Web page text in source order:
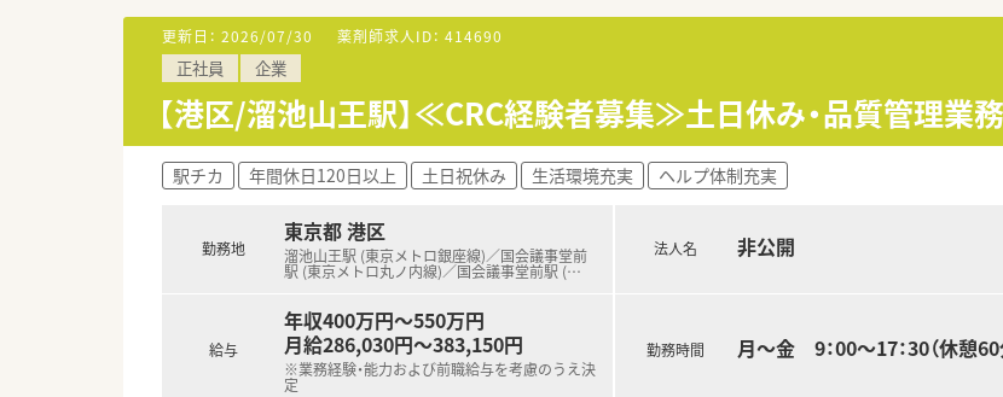
更新日： 2026/07/30 薬剤師求人ID： 414690
正社員 企業
【港区/溜池山王駅】≪CRC経験者募集≫土日休み・品質管理業
駅チカ 年間休日120日以上 土日祝休み 生活環境充実 ヘルプ体制充実
勤務地
東京都 港区
溜池山王駅 (東京メトロ銀座線)／国会議事堂前
駅 (東京メトロ丸ノ内線)／国会議事堂前駅 (…
給与
年収400万円～550万円
月給286,030円～383,150円
※業務経験・能力および前職給与を考慮のうえ決
定
法人名 非公開
勤務時間 月～金 9：00～17：30（休憩60